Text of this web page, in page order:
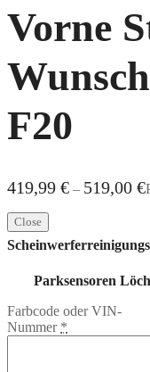
Vorne
F20
419,99 € – 519,00 €
Close
Parksensoren
Farbcode oder VIN-
Nummer *